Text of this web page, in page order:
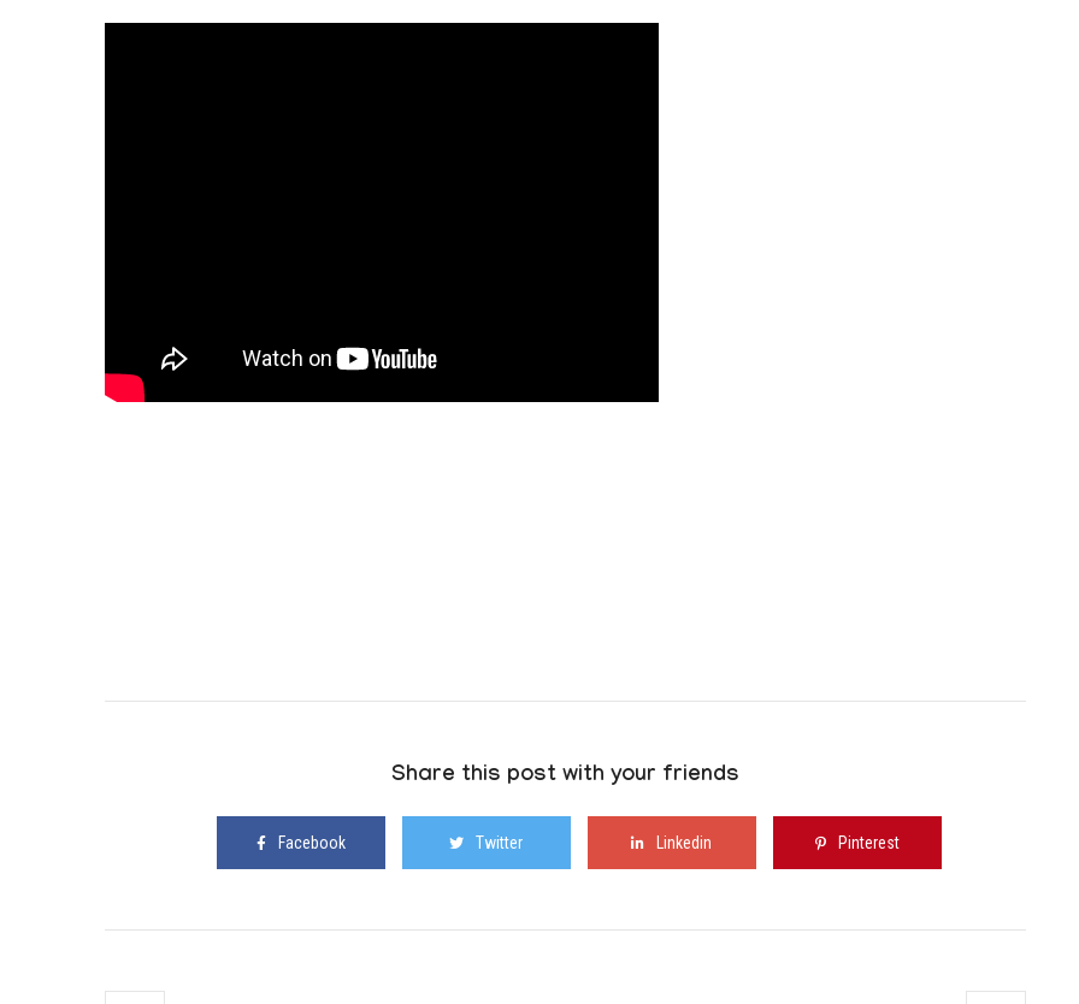
Share this post with your friends
Facebook Twitter Linkedin Pinterest